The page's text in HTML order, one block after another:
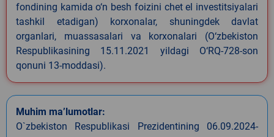
fondining kamida o‘n besh foizini chet el investitsiyalari
tashkil etadigan) korxonalar, shuningdek davlat
organlari, muassasalari va korxonalari (O‘zbekiston
Respublikasining 15.11.2021 yildagi O‘RQ-728-son
qonuni 13-moddasi).
Muhim ma’lumotlar:
O`zbekiston Respublikasi Prezidentining 06.09.2024-